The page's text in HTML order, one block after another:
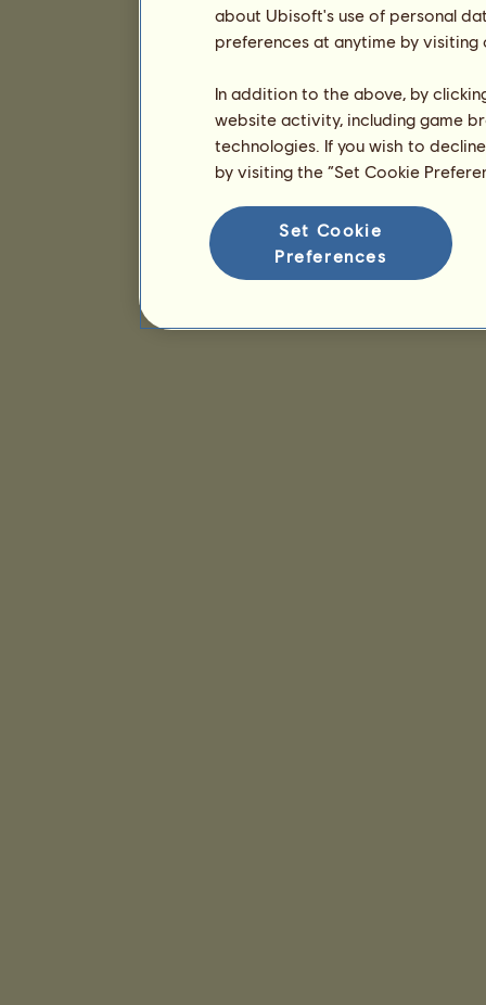
about Ubisoft's use of personal
preferences at anytime by
In addition to the above, by
website activity, including game
technologies. If you wish to
by visiting the “Set Cookie
Set Cookie
Preferences